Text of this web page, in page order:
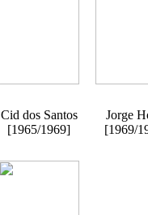
Cid dos Santos
[1965/1969]
Jorge
[1969/